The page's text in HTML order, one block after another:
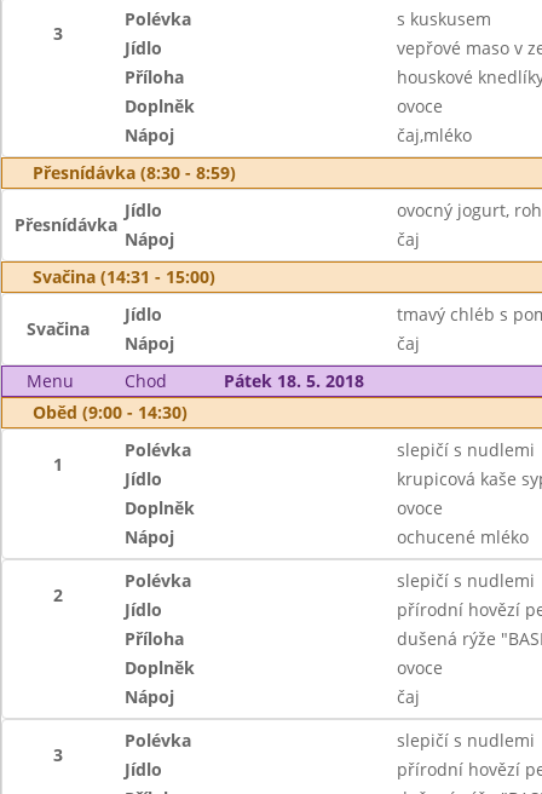
3
Polévka
s kuskusem
Jídlo
vepřové maso v
Příloha
houskové
Doplněk
ovoce
Nápoj
čaj,mléko
Přesnídávka (8:30 - 8:59)
Přesnídávka
Jídlo
ovocný jogurt,
Nápoj
čaj
Svačina (14:31 - 15:00)
Svačina
Jídlo
tmavý chléb s
Nápoj
čaj
Menu
Chod
Pátek 18. 5. 2018
Oběd (9:00 - 14:30)
1
Polévka
slepičí s nudlemi
Jídlo
krupicová kaše
Doplněk
ovoce
Nápoj
ochucené mléko
2
Polévka
slepičí s nudlemi
Jídlo
přírodní hovězí
Příloha
dušená rýže
Doplněk
ovoce
Nápoj
čaj
3
Polévka
slepičí s nudlemi
Jídlo
přírodní hovězí